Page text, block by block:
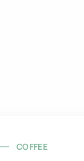
COFFEE